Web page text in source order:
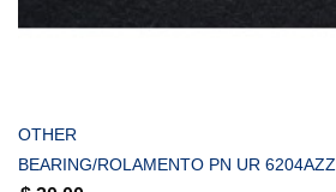
OTHER
BEARING/ROLAMENTO PN UR 6204AZZ